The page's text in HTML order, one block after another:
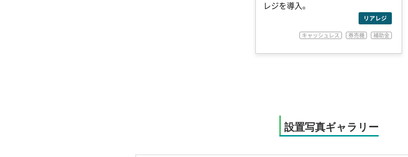
レジを導入。
リアレジ
キャッシュレス 券売機 補助金
設置写真ギャラリー